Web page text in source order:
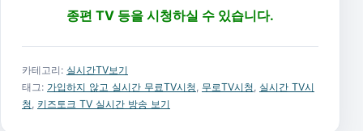
종편 TV 등을 시청하실 수 있습니다.
카테고리: 실시간TV보기
태그: 가입하지 않고 실시간 무료TV시청 무로TV시청 실시간 TV시
청 키즈토크 TV 실시간 방송 보기